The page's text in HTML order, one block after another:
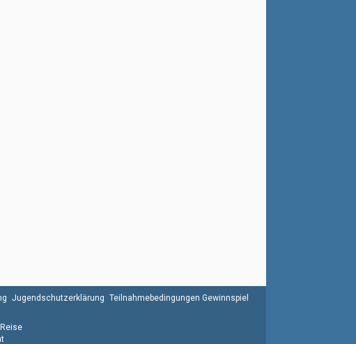
Jugendschutzerklärung Teilnahmebedingungen Gewinnspiel